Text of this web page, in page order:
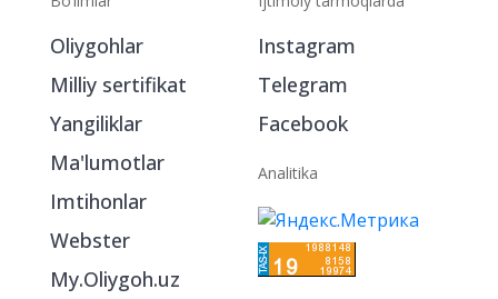
Bo‘limlar
Oliygohlar
Milliy sertifikat
Yangiliklar
Ma'lumotlar
Imtihonlar
Ijtimoiy tarmoqlarda
Instagram
Telegram
Analitika